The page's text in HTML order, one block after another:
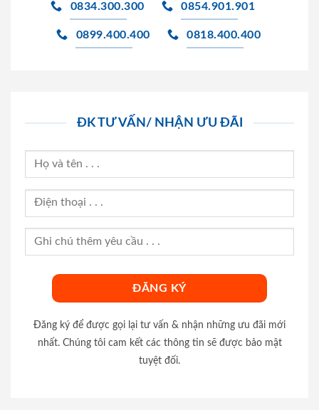
0834.300.300 0854.901.901
0899.400.400 0818.400.400
ĐK TƯ VẤN/ NHẬN ƯU ĐÃI
Đăng ký để được gọi lại tư vấn & nhận những ưu đãi mới
nhất. Chúng tôi cam kết các thông tin sẽ được bảo mật
tuyệt đối.